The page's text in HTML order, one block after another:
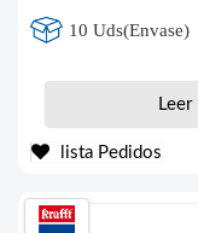
10 Uds(Envase)
Leer
lista Pedidos